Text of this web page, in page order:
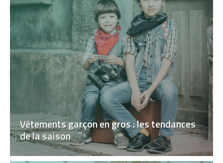
Vêtements garçon en gros : les tendances
de la saison